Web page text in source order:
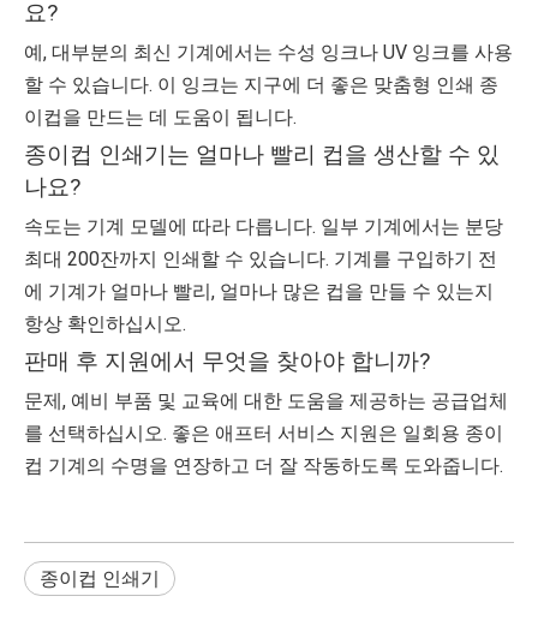
요?
예, 대부분의 최신 기계에서는 수성 잉크나 UV 잉크를 사용
할 수 있습니다. 이 잉크는 지구에 더 좋은 맞춤형 인쇄 종
이컵을 만드는 데 도움이 됩니다.
종이컵 인쇄기는 얼마나 빨리 컵을 생산할 수 있
나요?
속도는 기계 모델에 따라 다릅니다. 일부 기계에서는 분당
최대 200잔까지 인쇄할 수 있습니다. 기계를 구입하기 전
에 기계가 얼마나 빨리, 얼마나 많은 컵을 만들 수 있는지
항상 확인하십시오.
판매 후 지원에서 무엇을 찾아야 합니까?
문제, 예비 부품 및 교육에 대한 도움을 제공하는 공급업체
를 선택하십시오. 좋은 애프터 서비스 지원은 일회용 종이
컵 기계의 수명을 연장하고 더 잘 작동하도록 도와줍니다.
종이컵 인쇄기